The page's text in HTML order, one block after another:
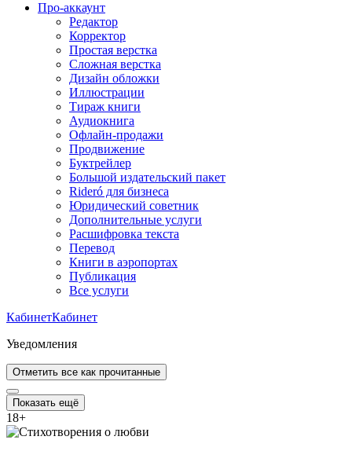
Про-аккаунт
Редактор
Корректор
Простая верстка
Сложная верстка
Дизайн обложки
Иллюстрации
Тираж книги
Аудиокнига
Офлайн-продажи
Продвижение
Буктрейлер
Большой издательский пакет
Rideró для бизнеса
Юридический советник
Дополнительные услуги
Расшифровка текста
Перевод
Книги в аэропортах
Публикация
Все услуги
КабинетКабинет
Уведомления
Отметить все как прочитанные
Показать ещё
18+